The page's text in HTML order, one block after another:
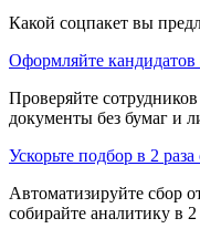
Какой соцпакет вы
Оформляйте кандидатов
Проверяйте
документы без бумаг и
Ускорьте подбор в 2
Автоматизируйте сбор
собирайте аналитику в